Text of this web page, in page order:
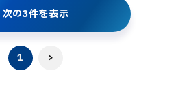
次の3件を表示
1 >